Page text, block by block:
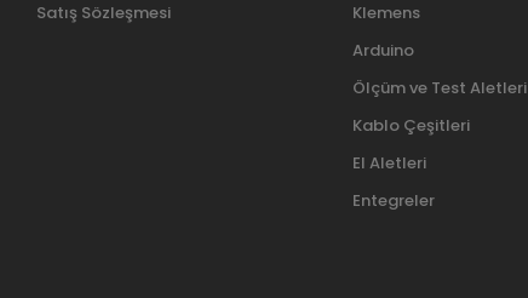
Satış Sözleşmesi
Klemens
Arduino
Ölçüm ve Test Aletleri
Kablo Çeşitleri
El Aletleri
Entegreler